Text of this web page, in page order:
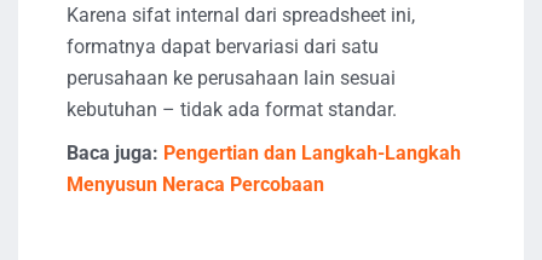
Karena sifat internal dari spreadsheet ini,
formatnya dapat bervariasi dari satu
perusahaan ke perusahaan lain sesuai
kebutuhan – tidak ada format standar.
Baca juga: Pengertian dan Langkah-Langkah
Menyusun Neraca Percobaan